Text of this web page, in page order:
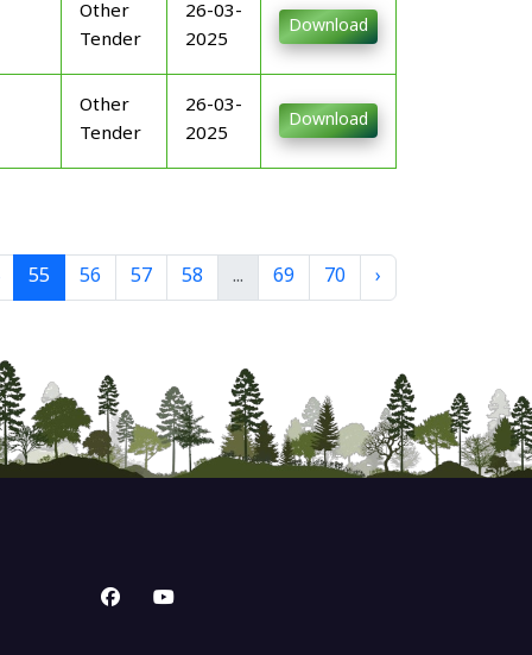
Other
Tender
26-03-
2025
Download
Other
Tender
26-03-
2025
Download
55 56 57 58 ... 69 70 ›